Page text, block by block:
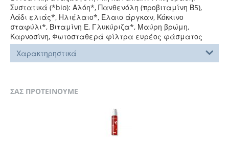
Συστατικά (*bio): Αλόη*, Πανθενόλη (προβιταμίνη Β5),
Λάδι ελιάς*, Ηλιέλαιο*, Έλαιο άργκαν, Κόκκινο
σταφύλι*, Βιταμίνη Ε, Γλυκύριζα*, Μαύρη βρώμη,
Καρνοσίνη, Φωτοσταθερά φίλτρα ευρέος φάσματος
Χαρακτηρηστικά
ΣΑΣ ΠΡΟΤΕΙΝΟΥΜΕ